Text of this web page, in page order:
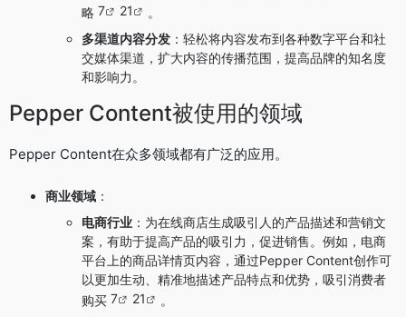
略 7 21
。
多渠道内容分发 ：轻松将内容发布到各种数字平台和社
交媒体渠道，扩大内容的传播范围，提高品牌的知名度
和影响力。
Pepper Content被使用的领域
Pepper Content在众多领域都有广泛的应用。
商业领域 ：
电商行业 ：为在线商店生成吸引人的产品描述和营销文
案，有助于提高产品的吸引力，促进销售。例如，电商
平台上的商品详情页内容，通过Pepper Content创作可
以更加生动、精准地描述产品特点和优势，吸引消费者
购买 7 21
。